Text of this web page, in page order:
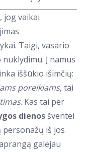
jog vaikai
Taigi, vasario
Į namus
iššūkio išimčių:
poreikiams, tai
. Kas tai per
dienosšventei
personažų iš jos
galėjau